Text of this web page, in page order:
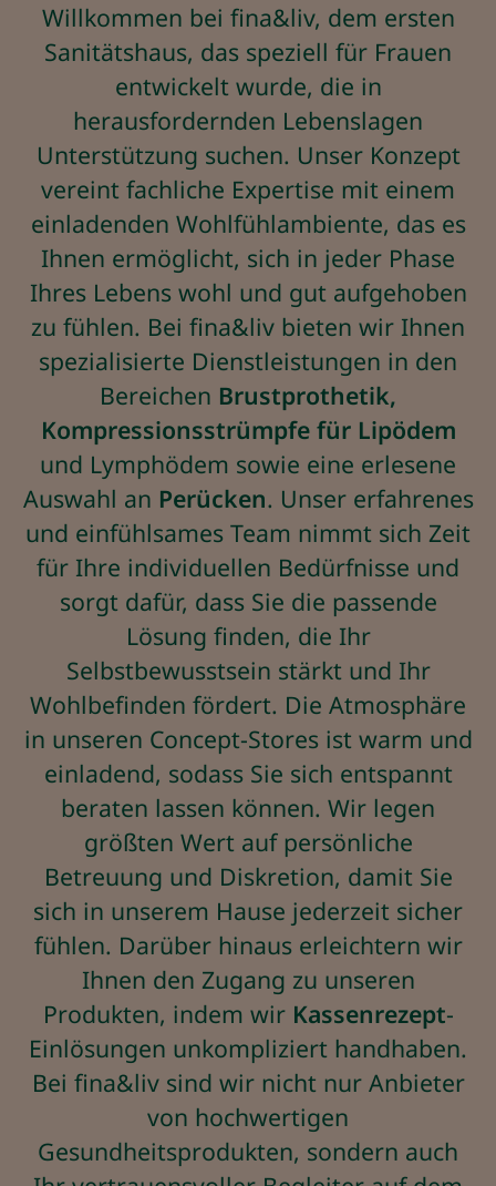
Willkommen bei fina&liv, dem ersten
Sanitätshaus, das speziell für Frauen
entwickelt wurde, die in
herausfordernden Lebenslagen
Unterstützung suchen. Unser Konzept
vereint fachliche Expertise mit einem
einladenden Wohlfühlambiente, das es
Ihnen ermöglicht, sich in jeder Phase
Ihres Lebens wohl und gut aufgehoben
zu fühlen. Bei fina&liv bieten wir Ihnen
spezialisierte Dienstleistungen in den
Bereichen Brustprothetik,
Kompressionsstrümpfe für Lipödem
und Lymphödem sowie eine erlesene
Auswahl an Perücken. Unser erfahrenes
und einfühlsames Team nimmt sich Zeit
für Ihre individuellen Bedürfnisse und
sorgt dafür, dass Sie die passende
Lösung finden, die Ihr
Selbstbewusstsein stärkt und Ihr
Wohlbefinden fördert. Die Atmosphäre
in unseren Concept-Stores ist warm und
einladend, sodass Sie sich entspannt
beraten lassen können. Wir legen
größten Wert auf persönliche
Betreuung und Diskretion, damit Sie
sich in unserem Hause jederzeit sicher
fühlen. Darüber hinaus erleichtern wir
Ihnen den Zugang zu unseren
Produkten, indem wir Kassenrezept-
Einlösungen unkompliziert handhaben.
Bei fina&liv sind wir nicht nur Anbieter
von hochwertigen
Gesundheitsprodukten, sondern auch